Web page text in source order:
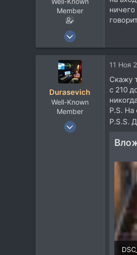
Member
20 Июн 2008
Durasevich
Well-Known
Member
6 Май 2003
11 Ноя
Скажу
c 210
P.S. На
P.S.S.